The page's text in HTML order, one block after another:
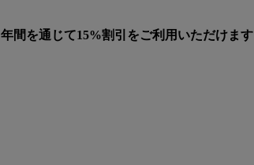
年間を通じて15%割引をご利用いただけます